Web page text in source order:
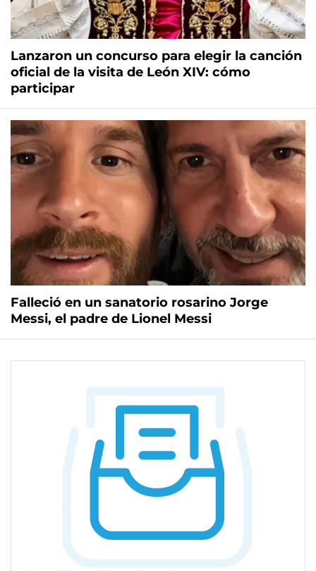
Lanzaron un concurso para elegir la canción
oficial de la visita de León XIV: cómo
participar
Falleció en un sanatorio rosarino Jorge
Messi, el padre de Lionel Messi